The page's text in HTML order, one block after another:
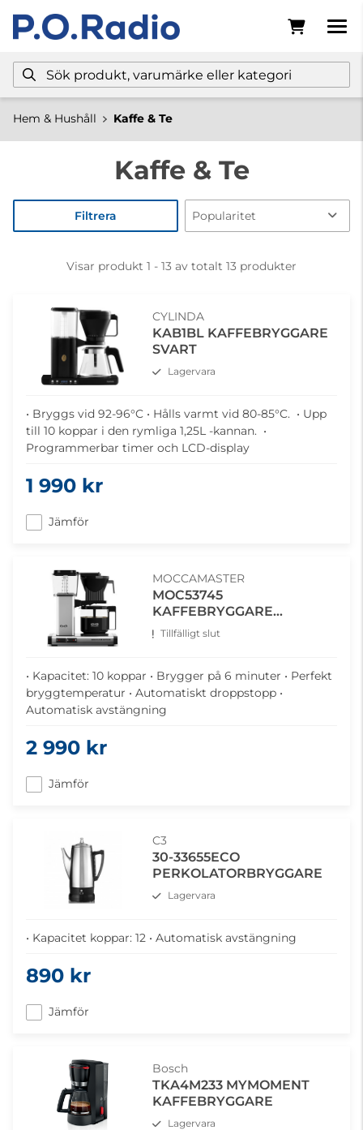
Hem & Hushåll Kaffe & Te
Kaffe & Te
Filtrera
Visar produkt 1 - 13 av totalt 13 produkter
CYLINDA
KAB1BL KAFFEBRYGGARE
SVART
Lagervara
• Bryggs vid 92-96°C • Hålls varmt vid 80-85°C. • Upp
till 10 koppar i den rymliga 1,25L -kannan. •
Programmerbar timer och LCD-display
1 990 kr
Jämför
MOCCAMASTER
MOC53745
KAFFEBRYGGARE
POLISHED SILVER
Tillfälligt slut
• Kapacitet: 10 koppar • Brygger på 6 minuter • Perfekt
bryggtemperatur • Automatiskt droppstopp •
Automatisk avstängning
2 990 kr
Jämför
C3
30-33655ECO
PERKOLATORBRYGGARE
Lagervara
• Kapacitet koppar: 12 • Automatisk avstängning
890 kr
Jämför
Bosch
TKA4M233 MYMOMENT
KAFFEBRYGGARE
Lagervara